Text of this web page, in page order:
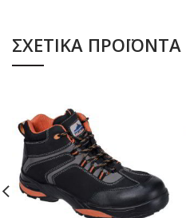
ΣΧΕΤΙΚΆ ΠΡΟΪΌΝΤΑ